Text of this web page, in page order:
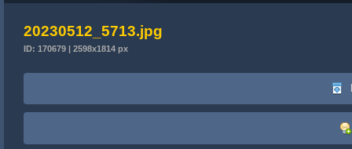
20230512_5713.jpg
ID: 170679 | 2598x1814 px